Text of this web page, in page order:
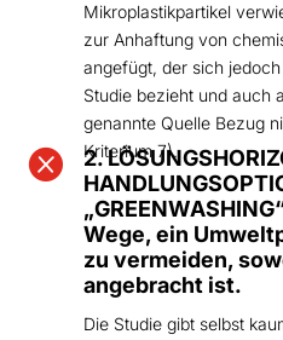
Mikroplastikpartikel
zur Anhaftung von
angefügt, der sich
Studie bezieht und auch
genannte Quelle Bezug
Kriterium 7).

2.
Wege, ein
zu vermeiden,
angebracht ist.
Die Studie gibt selbst